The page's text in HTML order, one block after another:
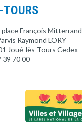
TOURS
place François Mitterrand
Raymond LORY
Joué-lès-Tours Cedex
39 70 00